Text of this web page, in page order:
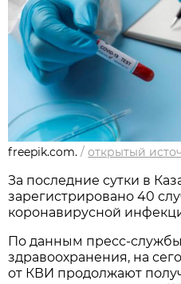
freepik.com. /открытый
За последние сутки в
зарегистрировано 40
коронавирусной
По данным пресс-
здравоохранения, на
от КВИ продолжают